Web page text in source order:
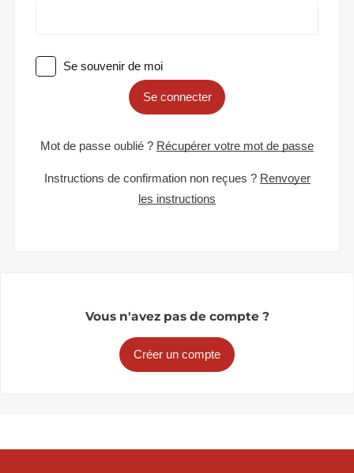
Se souvenir de moi
Se connecter
Mot de passe oublié ? Récupérer votre mot de passe
Instructions de confirmation non reçues ? Renvoyer
les instructions
Vous n'avez pas de compte ?
Créer un compte